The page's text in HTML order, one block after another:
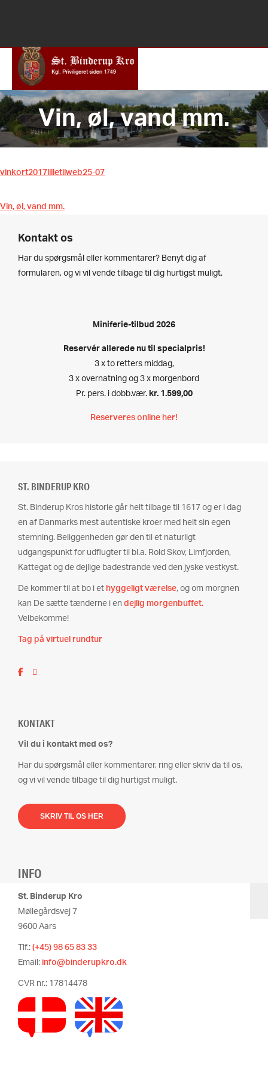
Vin, øl, vand mm.
vinkort2017lilletilweb25-07
Vin, øl, vand mm.
Kontakt os
Har du spørgsmål eller kommentarer? Benyt dig af
formularen, og vi vil vende tilbage til dig hurtigst muligt.
Miniferie-tilbud 2026
Reservér allerede nu til specialpris!
3 x to retters middag,
3 x overnatning og 3 x morgenbord
Pr. pers. i dobb.vær. kr. 1.599,00
Reserveres online her!
ST. BINDERUP KRO
St. Binderup Kros historie går helt tilbage til 1617 og er i dag
en af Danmarks mest autentiske kroer med helt sin egen
stemning. Beliggenheden gør den til et naturligt
udgangspunkt for udflugter til bl.a. Rold Skov, Limfjorden,
Kattegat og de dejlige badestrande ved den jyske vestkyst.
De kommer til at bo i et hyggeligt værelse, og om morgnen
kan De sætte tænderne i en dejlig morgenbuffet.
Velbekomme!
Tag på virtuel rundtur
KONTAKT
Vil du i kontakt med os?
Har du spørgsmål eller kommentarer, ring eller skriv da til os,
og vi vil vende tilbage til dig hurtigst muligt.
SKRIV TIL OS HER
INFO
St. Binderup Kro
Møllegårdsvej 7
9600 Aars
Tlf.: (+45) 98 65 83 33
Email: info@binderupkro.dk
CVR nr.: 17814478